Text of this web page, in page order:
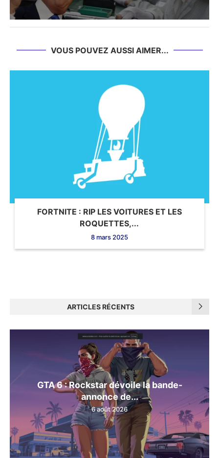
VOUS POUVEZ AUSSI AIMER...
FORTNITE : RIP LES VOITURES ET LES
ROQUETTES,...
8 mars 2025
ARTICLES RÉCENTS
GTA 6 : Rockstar dévoile la bande-
annonce de...
6 août 2026